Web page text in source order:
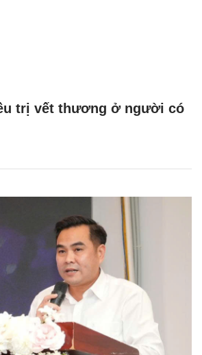
trị vết thương ở người có